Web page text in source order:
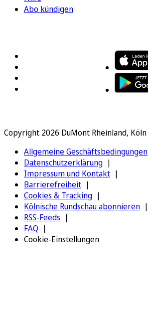
Abo kündigen
Copyright 2026 DuMont Rheinland, Köln
Allgemeine Geschäftsbedingungen
Datenschutzerklärung
Impressum und Kontakt
Barrierefreiheit
Cookies & Tracking
Kölnische Rundschau abonnieren
RSS-Feeds
FAQ
Cookie-Einstellungen